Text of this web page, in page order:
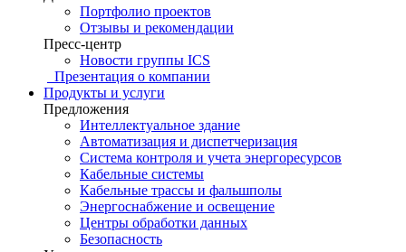
Портфолио проектов
Отзывы и рекомендации
Пресс-центр
Новости группы ICS
Презентация о компании
Продукты и услуги
Предложения
Интеллектуальное здание
Автоматизация и диспетчеризация
Система контроля и учета энергоресурсов
Кабельные системы
Кабельные трассы и фальшполы
Энергоснабжение и освещение
Центры обработки данных
Безопасность